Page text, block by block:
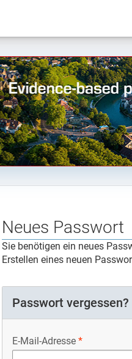
Neues Passwort
Sie benötigen ein neues
Erstellen eines neuen
Passwort vergessen?
E-Mail-Adresse